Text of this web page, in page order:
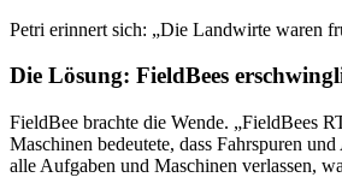
Petri erinnert sich: „Die Landwirte waren
Die Lösung: FieldBees
FieldBee brachte die Wende. „FieldBees
Maschinen bedeutete, dass Fahrspuren
alle Aufgaben und Maschinen verlassen,